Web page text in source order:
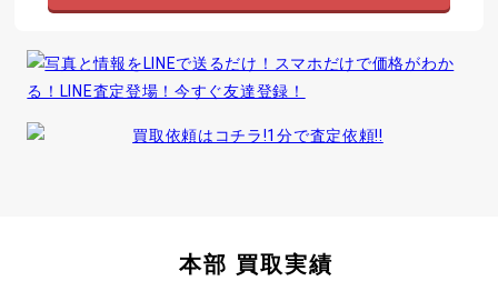
本部 買取実績